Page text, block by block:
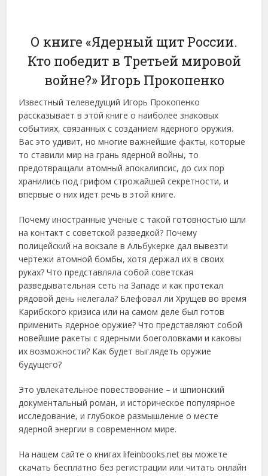
О книге «Ядерный щит России.
Кто победит в Третьей мировой
войне?» Игорь Прокопенко
Известный телеведущий Игорь Прокопенко
рассказывает в этой книге о наиболее знаковых
событиях, связанных с созданием ядерного оружия.
Вас это удивит, но многие важнейшие факты, которые
то ставили мир на грань ядерной войны, то
предотвращали атомный апокалипсис, до сих пор
хранились под грифом строжайшей секретности, и
впервые о них идет речь в этой книге.
Почему иностранные ученые с такой готовностью шли
на контакт с советской разведкой? Почему
полицейский на вокзале в Альбукерке дал вывезти
чертежи атомной бомбы, хотя держал их в своих
руках? Что представляла собой советская
разведывательная сеть на Западе и как протекал
рядовой день нелегала? Блефовал ли Хрущев во время
Карибского кризиса или на самом деле был готов
применить ядерное оружие? Что представляют собой
новейшие ракеты с ядерными боеголовками и каковы
их возможности? Как будет выглядеть оружие
будущего?
Это увлекательное повествование – и шпионский
документальный роман, и историческое популярное
исследование, и глубокое размышление о месте
ядерной энергии в современном мире.
На нашем сайте о книгах lifeinbooks.net вы можете
скачать бесплатно без регистрации или читать онлайн